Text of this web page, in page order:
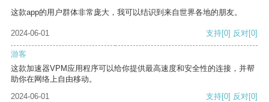
这款app的用户群体非常庞大，我可以结识到来自世界各地的朋友。
2024-06-01 支持[0] 反对[0]
游客
这款加速器VPM应用程序可以给你提供最高速度和安全性的连接，并帮
助你在网络上自由移动。
2024-06-01
支持[0] 反对[0]